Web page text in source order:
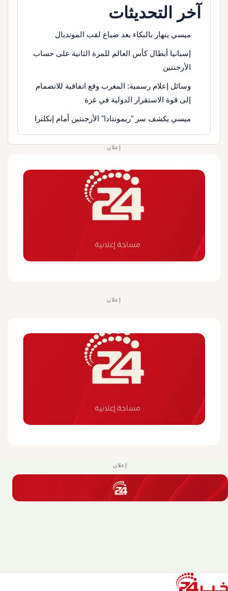
آخر التحديثات
ميسي ينهار بالبكاء بعد ضياع لقب المونديال
إسبانيا أبطال كأس العالم للمرة الثانية على حساب
الأرجنتين
وسائل إعلام رسمية: المغرب وقع اتفاقية للانضمام
إلى قوة الاستقرار الدولية في غزة
ميسي يكشف سر "ريمونتادا" الأرجنتين أمام إنكلترا
إعلان
إعلان
إعلان